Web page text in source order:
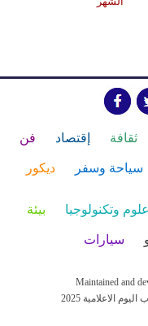
ثقافة إقتصاد فن
سياحة وسفر ديكور
علوم وتكنولوجيا بيئة
سيارات
Maintained and